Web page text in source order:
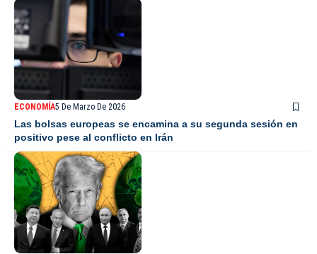
ECONOMÍA5 De Marzo De 2026
Las bolsas europeas se encamina a su segunda sesión en
positivo pese al conflicto en Irán